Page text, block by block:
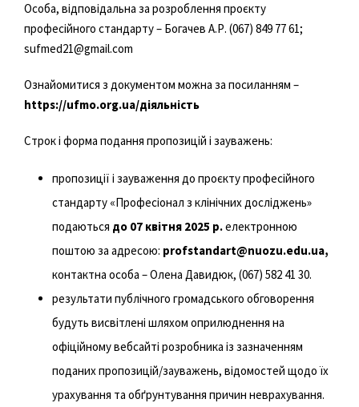
Особа, відповідальна за розроблення проєкту
професійного стандарту – Богачев А.Р. (067) 849 77 61;
sufmed21@gmail.com
Ознайомитися з документом можна за посиланням –
https://ufmo.org.ua/діяльність
Строк і форма подання пропозицій і зауважень:
пропозиції і зауваження до проєкту професійного
стандарту «Професіонал з клінічних досліджень»
подаються до 07 квітня 2025 р.електронною
поштою за адресою: profstandart@nuozu.edu.ua,
контактна особа – Олена Давидюк, (067) 582 41 30.
результати публічного громадського обговорення
будуть висвітлені шляхом оприлюднення на
офіційному вебсайті розробника із зазначенням
поданих пропозицій/зауважень, відомостей щодо їх
урахування та обґрунтування причин неврахування.